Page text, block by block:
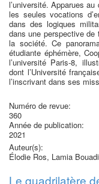
l’université. Apparues
les seules vocations
dans des logiques
dans une perspective de
la société. Ce
étudiante éphémère,
l’université Paris-8,
dont l’Université
l’inscrivant dans ses
Numéro de revue:
360
Année de publication:
2021
Auteur(s):
Élodie Ros, Lamia
Le quadrilatère